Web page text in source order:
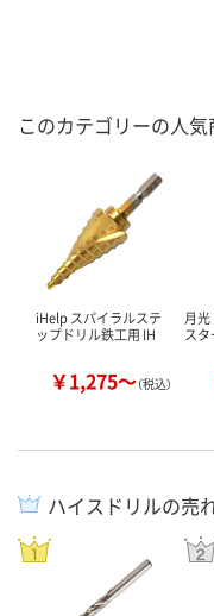
このカテゴリーの人気
iHelp スパイラルステ
ップドリル鉄工用 IH
￥1,275～（税込）
月光
スタ
ハイスドリルの売